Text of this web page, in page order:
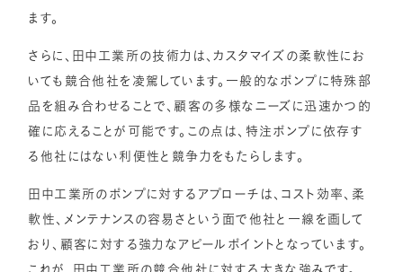
ます。
さらに、田中工業所の技術力は、カスタマイズの柔軟性にお
いても競合他社を凌駕しています。一般的なポンプに特殊部
品を組み合わせることで、顧客の多様なニーズに迅速かつ的
確に応えることが可能です。この点は、特注ポンプに依存す
る他社にはない利便性と競争力をもたらします。
田中工業所のポンプに対するアプローチは、コスト効率、柔
軟性、メンテナンスの容易さという面で他社と一線を画して
おり、顧客に対する強力なアピールポイントとなっています。
これが、田中工業所の競合他社に対する大きな強みです。